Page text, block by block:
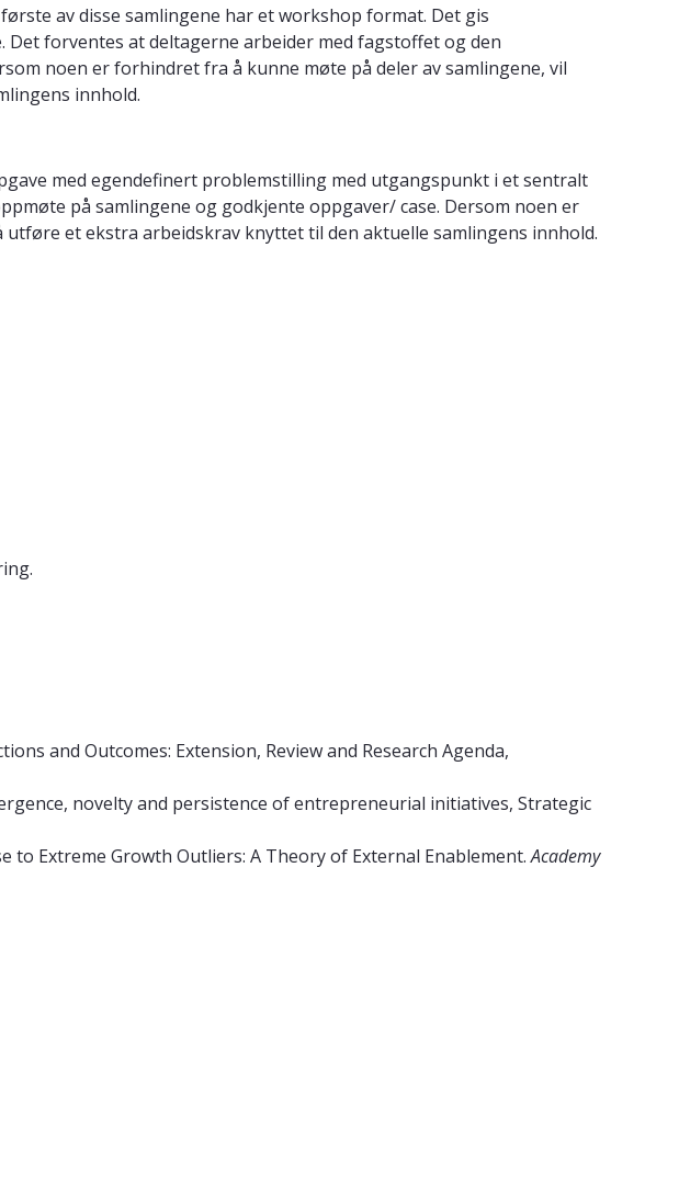
av disse samlingene har et workshop format. Det gis
forventes at deltagerne arbeider med fagstoffet og den
noen er forhindret fra å kunne møte på deler av samlingene, vil
innhold.
med egendefinert problemstilling med utgangspunkt i et sentralt
på samlingene og godkjente oppgaver/ case. Dersom noen er
et ekstra arbeidskrav knyttet til den aktuelle samlingens innhold.
and Outcomes: Extension, Review and Research Agenda,
novelty and persistence of entrepreneurial initiatives, Strategic
to Extreme Growth Outliers: A Theory of External Enablement.Academy